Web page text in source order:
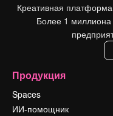
Креативная
Более 1 миллиона
Продукция
Spaces
ИИ-помощник